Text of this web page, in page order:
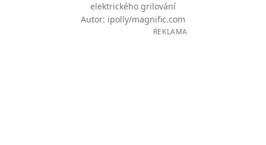
elektrického grilování
Autor: ipolly/magnific.com
REKLAMA